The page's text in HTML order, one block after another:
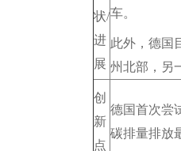
状/
进
展
车。
此外，德国
州北部，另
创
新
点
德国首次尝
碳排量排放